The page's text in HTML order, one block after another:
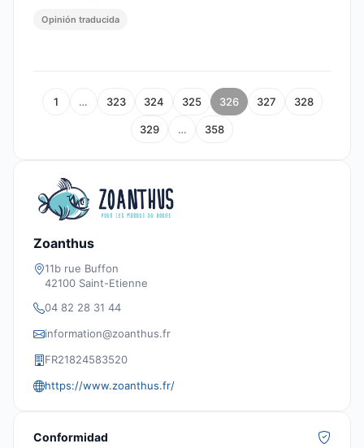
Opinión traducida
1 … 323 324 325 326 327 328
329 … 358
Zoanthus
11b rue Buffon
42100 Saint-Etienne
04 82 28 31 44
information@zoanthus.fr
FR21824583520
https://www.zoanthus.fr/
Conformidad